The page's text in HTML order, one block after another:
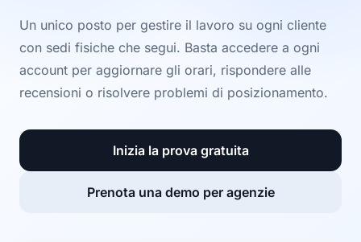
Un unico posto per gestire il lavoro su ogni cliente
con sedi fisiche che segui. Basta accedere a ogni
account per aggiornare gli orari, rispondere alle
recensioni o risolvere problemi di posizionamento.
Inizia la prova gratuita
Prenota una demo per agenzie